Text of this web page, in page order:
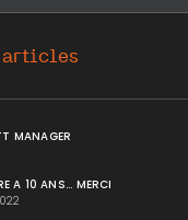
articles
MANAGER
A 10 ANS... MERCI